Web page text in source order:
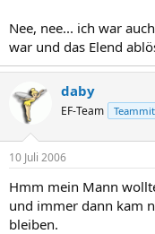
Nee, nee... ich war
war und das Elend
daby
EF-Team
10 Juli 2006
Hmm mein Mann
und immer dann kam
bleiben.